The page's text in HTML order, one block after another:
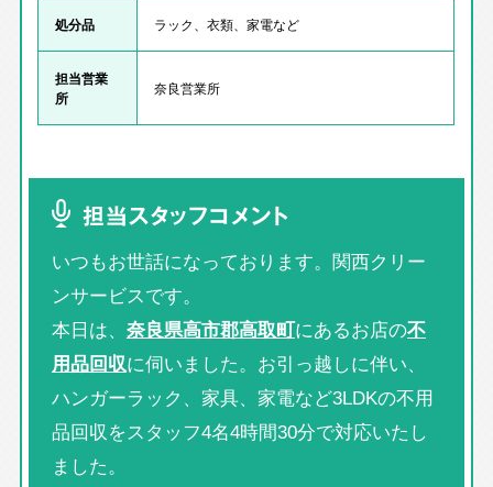
処分品 ラック、衣類、家電など
担当営業
所
奈良営業所
担当スタッフコメント
いつもお世話になっております。関西クリー
ンサービスです。
本日は、 奈良県高市郡高取町にあるお店の不
用品回収に伺いました。お引っ越しに伴い、
ハンガーラック、家具、家電など3LDKの不用
品回収をスタッフ4名4時間30分で対応いたし
ました。